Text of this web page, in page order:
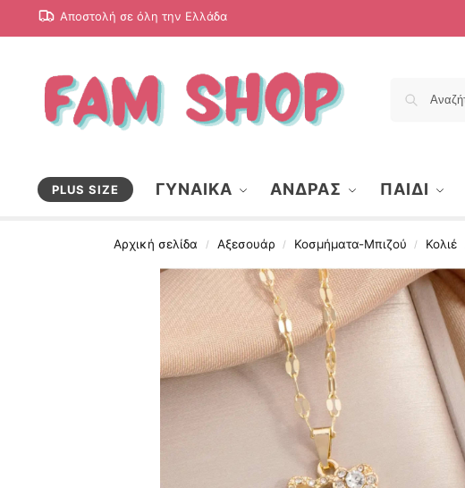
Αποστολή σε όλη την Ελλάδα
PLUS SIZE ΓΥΝΑΙΚΑ ΑΝΔΡΑΣ ΠΑΙΔΙ
Αρχική σελίδα / Αξεσουάρ / Κοσμήματα-Μπιζού / Κολιέ